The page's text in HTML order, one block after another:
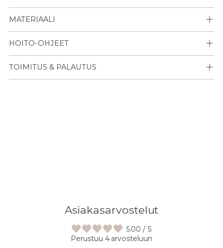
MATERIAALI
HOITO-OHJEET
TOIMITUS & PALAUTUS
Asiakasarvostelut
5.00 / 5
Perustuu 4 arvosteluun